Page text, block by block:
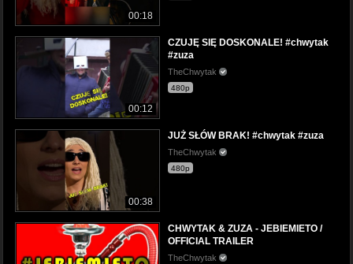
00:18
00:12
CZUJĘ SIĘ DOSKONALE! #chwytak
#zuza
TheChwytak
480p
00:38
JUŻ SŁÓW BRAK! #chwytak #zuza
TheChwytak
480p
CHWYTAK & ZUZA - JEBIEMIETO /
OFFICIAL TRAILER
TheChwytak